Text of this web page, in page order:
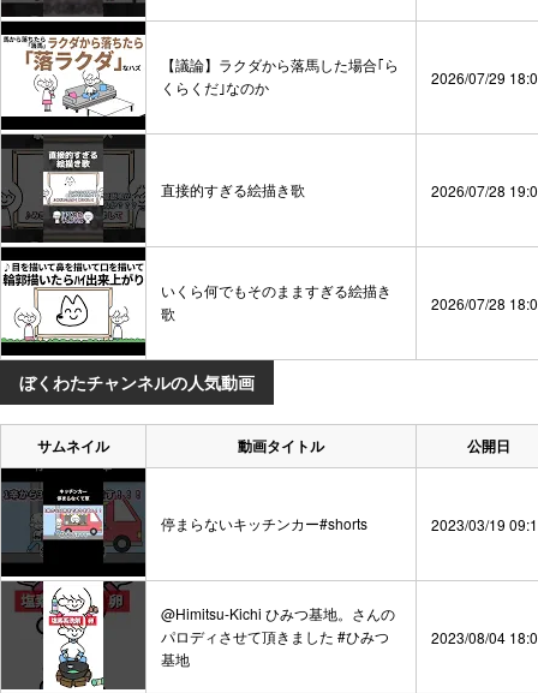
【議論】ラクダから落馬した場合｢ら
くらくだ｣なのか
2026/07/29
直接的すぎる絵描き歌 2026/07/28
いくら何でもそのまますぎる絵描き
歌
2026/07/28
ぼくわたチャンネルの人気動画
サムネイル 動画タイトル 公開日
停まらないキッチンカー#shorts 2023/03/19
@Himitsu-Kichi ひみつ基地。さんの
パロディさせて頂きました #ひみつ
基地
2023/08/04